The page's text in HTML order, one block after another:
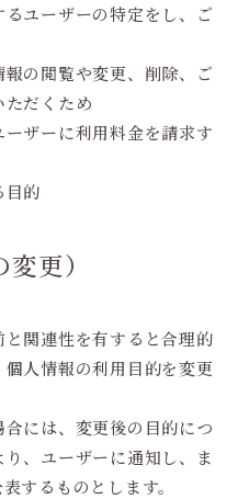
ユーザーの特定をし、ご
の閲覧や変更、削除、ご
だくため
ザーに利用料金を請求す
目的
更）
関連性を有すると合理的
人情報の利用目的を変更
には、変更後の目的につ
、ユーザーに通知し、ま
するものとします。